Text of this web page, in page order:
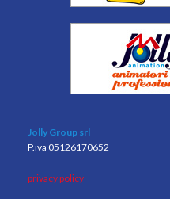
Jolly Group srl
P.iva 05126170652
privacy policy